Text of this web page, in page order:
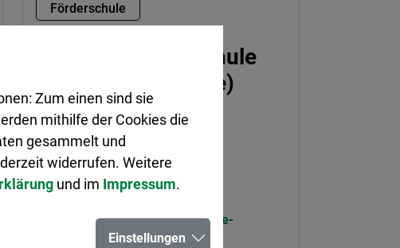
Förderschule
Christy-Brown-Schule
(LWL-Förderschule)
Hofstraße 26
45701 Herten
02366 95770
www.lwl-christy-brown-schule-
herten.de
Zum einen sind sie
mithilfe der Cookies die
gesammelt und
widerrufen. Weitere
und im Impressum.
Einstellungen